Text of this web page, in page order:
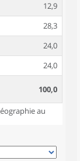
12,9
28,3
24,0
24,0
100,0
au